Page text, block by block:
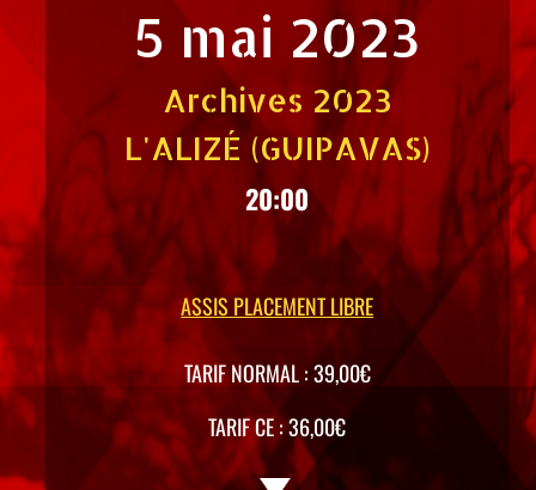
5 mai 2023
Archives 2023
L'ALIZÉ (GUIPAVAS)
20:00
ASSIS PLACEMENT LIBRE
TARIF NORMAL : 39,00€
TARIF CE : 36,00€